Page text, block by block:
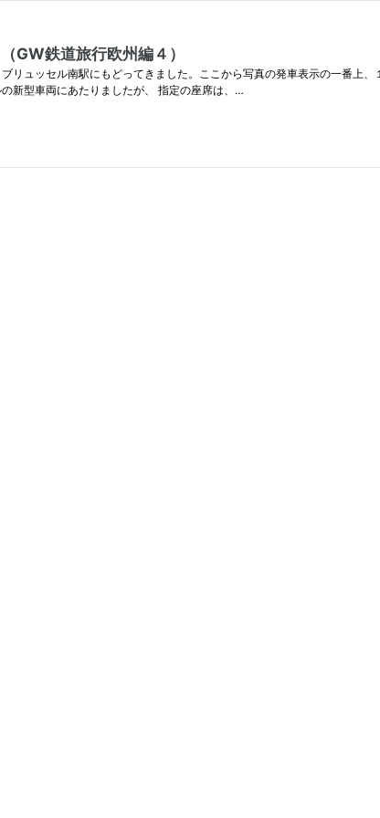
GW鉄道旅行欧州編４）
リュッセル南駅にもどってきました。ここから写真の発車表示の一番上
新型車両にあたりましたが、 指定の座席は、…